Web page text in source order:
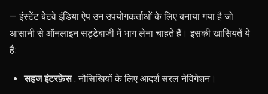
— इंस्टेंट बेटवे इंडिया ऐप उन उपयोगकर्ताओं के लिए बनाया गया है जो
आसानी से ऑनलाइन सट्टेबाजी में भाग लेना चाहते हैं। इसकी खासियतें ये
हैं:
सहज इंटरफ़ेस: नौसिखियों के लिए आदर्श सरल नेविगेशन।